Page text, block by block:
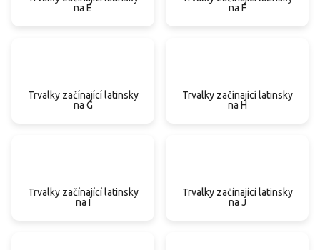
na E
na F
Trvalky začínající latinsky
na G
Trvalky začínající latinsky
na H
Trvalky začínající latinsky
na I
Trvalky začínající latinsky
na J